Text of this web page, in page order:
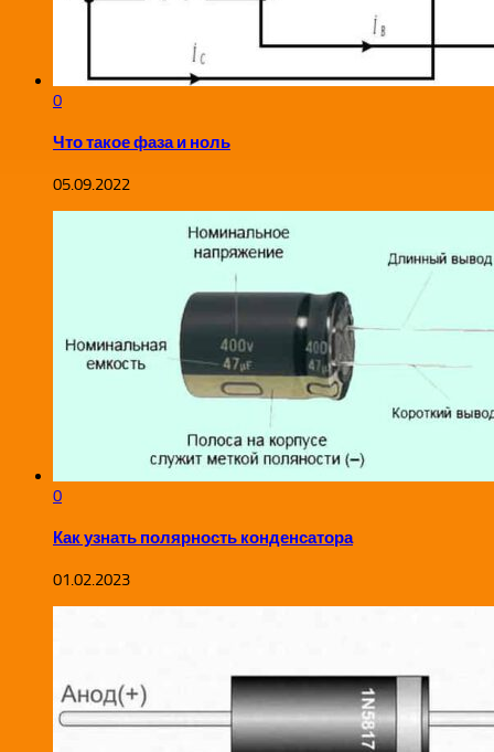
0
Что такое фаза и ноль
05.09.2022
0
Как узнать полярность конденсатора
01.02.2023